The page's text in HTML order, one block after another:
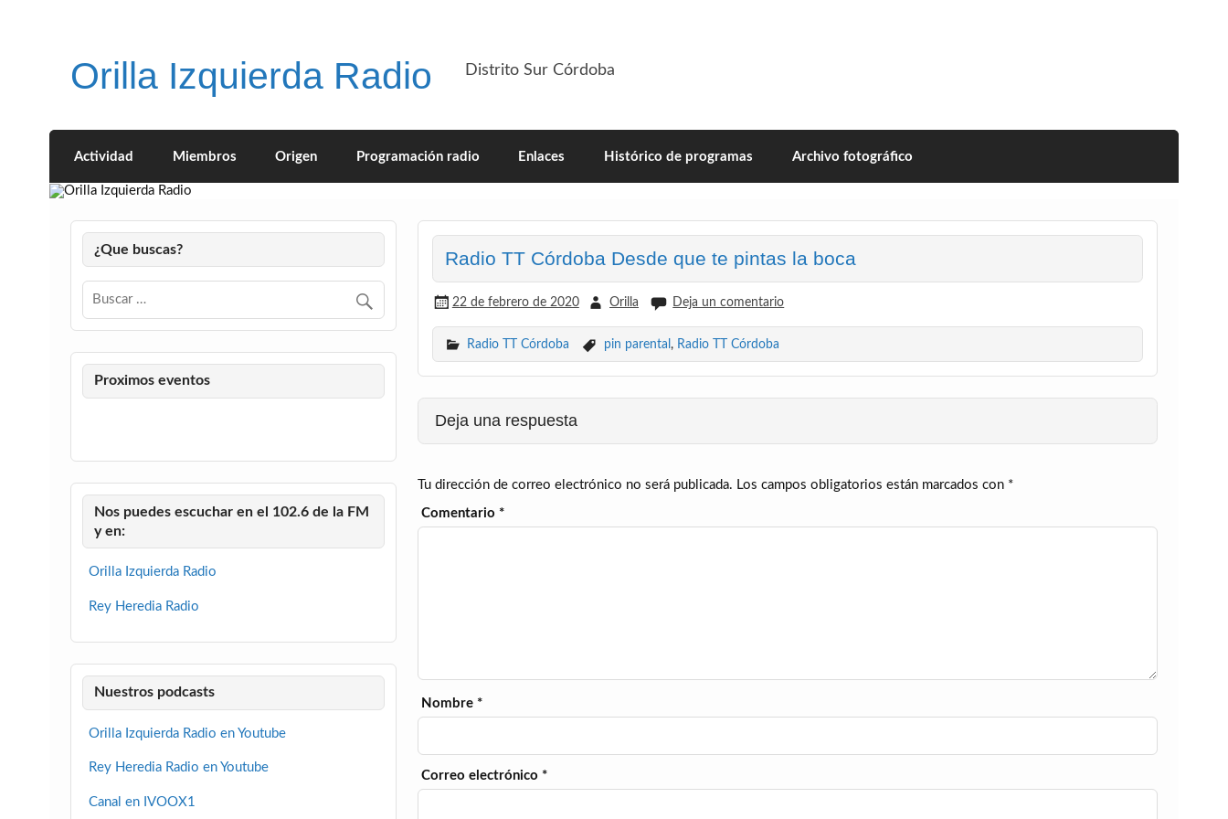
Orilla Izquierda Radio Distrito Sur Córdoba
Actividad Miembros Origen Programación radio Enlaces Histórico de programas Archivo fotográfico
Radio TT Córdoba Desde que te pintas la boca
22 de febrero de 2020 Orilla Deja un comentario
Radio TT Córdoba pin parental , Radio TT Córdoba
Deja una respuesta
Tu dirección de correo electrónico no será publicada. Los campos obligatorios están marcados con *
Comentario *
Nombre *
Correo electrónico *
¿Que buscas?
Proximos eventos
Nos puedes escuchar en el 102.6 de la FM
y en:
Orilla Izquierda Radio
Rey Heredia Radio
Nuestros podcasts
Orilla Izquierda Radio en Youtube
Rey Heredia Radio en Youtube
Canal en IVOOX1